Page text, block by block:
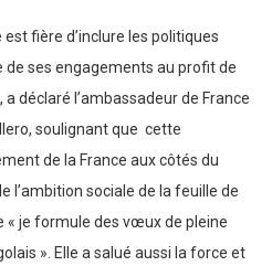
fière d’inclure les politiques
ses engagements au profit de
a déclaré l’ambassadeur de France
soulignant que cette
de la France aux côtés du
l’ambition sociale de la feuille de
« je formule des vœux de pleine
». Elle a salué aussi la force et